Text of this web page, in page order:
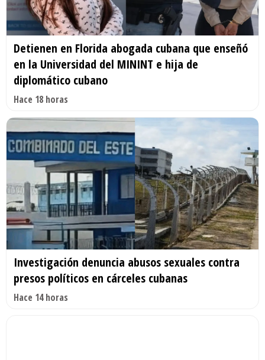
Detienen en Florida abogada cubana que enseñó
en la Universidad del MININT e hija de
diplomático cubano
Hace 18 horas
Investigación denuncia abusos sexuales contra
presos políticos en cárceles cubanas
Hace 14 horas